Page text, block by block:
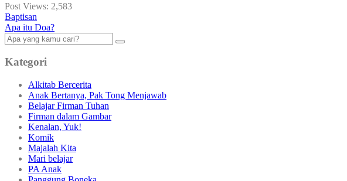
Post Views: 2,583
Baptisan
Apa itu Doa?
Kategori
Alkitab Bercerita
Anak Bertanya, Pak Tong Menjawab
Belajar Firman Tuhan
Firman dalam Gambar
Kenalan, Yuk!
Komik
Majalah Kita
Mari belajar
PA Anak